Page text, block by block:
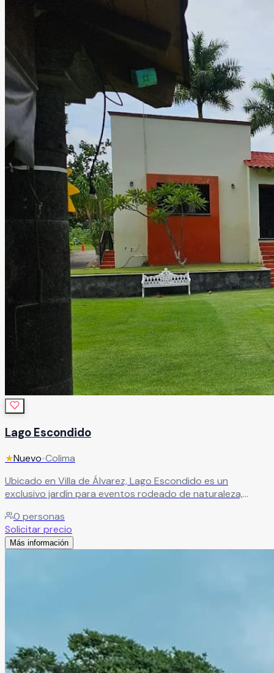
Lago Escondido
★Nuevo•Colima
Ubicado en Villa de Álvarez, Lago Escondido es un
exclusivo jardín para eventos rodeado de naturaleza,
celebraciones inolvidables. Este hermoso recinto combina
un maravilloso lago natural, alberca con cascada y amplias
áreas al aire libre que brindan una atmósfera sofisticada,
Leer más
0 personas
Solicitar precio
Más información